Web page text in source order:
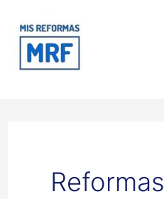
contenido
Reformas